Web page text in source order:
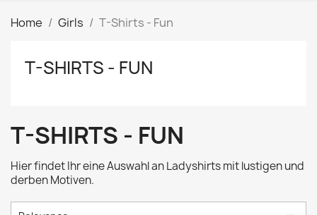
Home Girls T-Shirts - Fun
T-SHIRTS - FUN
T-SHIRTS - FUN
Hier findet Ihr eine Auswahl an Ladyshirts mit lustigen und
derben Motiven.